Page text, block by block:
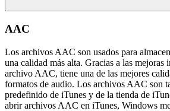
AAC
Los archivos AAC son usados para
una calidad más alta. Gracias a las mejoras
archivo AAC, tiene una de las mejores
formatos de audio. Los archivos AAC son
predefinido de iTunes y de la tienda de
abrir archivos AAC en iTunes, Windows